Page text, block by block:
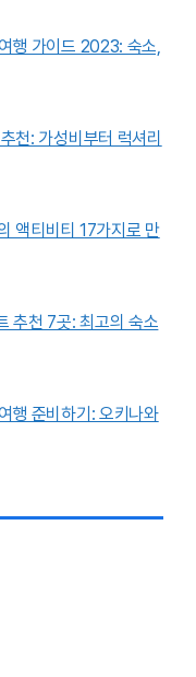
행 가이드 2023: 숙소,
: 가성비부터 럭셔리
액티비티 17가지로 만
추천 7곳: 최고의 숙소
행 준비하기: 오키나와